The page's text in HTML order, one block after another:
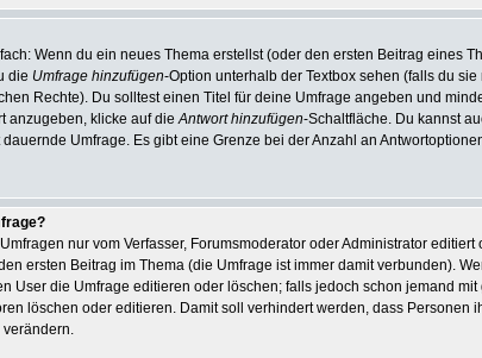
Wenn du ein neues Thema erstellst (oder den ersten Beitrag eines
die Umfrage hinzufügen-Option unterhalb der Textbox sehen (falls du
Rechte). Du solltest einen Titel für deine Umfrage angeben und
anzugeben, klicke auf dieAntwort hinzufügen-Schaltfläche. Du kannst
Umfrage. Es gibt eine Grenze bei der Anzahl an
nur vom Verfasser, Forumsmoderator oder Administrator editiert
ersten Beitrag im Thema (die Umfrage ist immer damit verbunden).
User die Umfrage editieren oder löschen; falls jedoch schon jemand mit
löschen oder editieren. Damit soll verhindert werden, dass Personen
verändern.